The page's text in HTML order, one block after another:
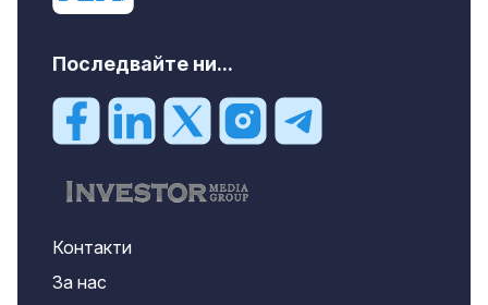
Последвайте ни...
Контакти
За нас